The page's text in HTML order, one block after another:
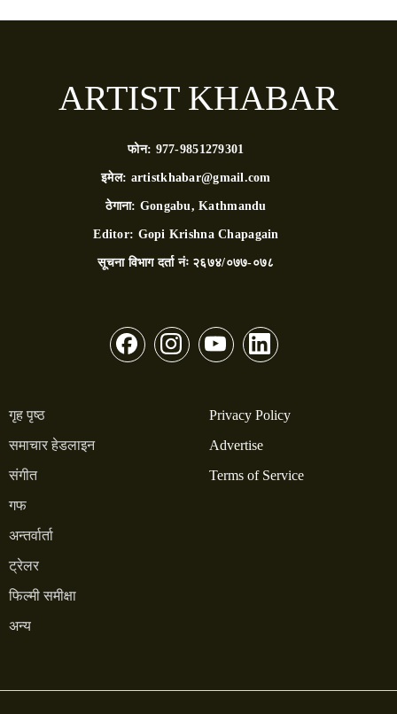
ARTIST KHABAR
फोन: 977-9851279301
इमेल: artistkhabar@gmail.com
ठेगाना: Gongabu, Kathmandu
Editor: Gopi Krishna Chapagain
सूचना विभाग दर्ता नंः २६७४/०७७-०७८
गृह पृष्ठ
समाचार हेडलाइन
संगीत
गफ
अन्तर्वार्ता
ट्रेलर
फिल्मी समीक्षा
अन्य
Privacy Policy
Advertise
Terms of Service